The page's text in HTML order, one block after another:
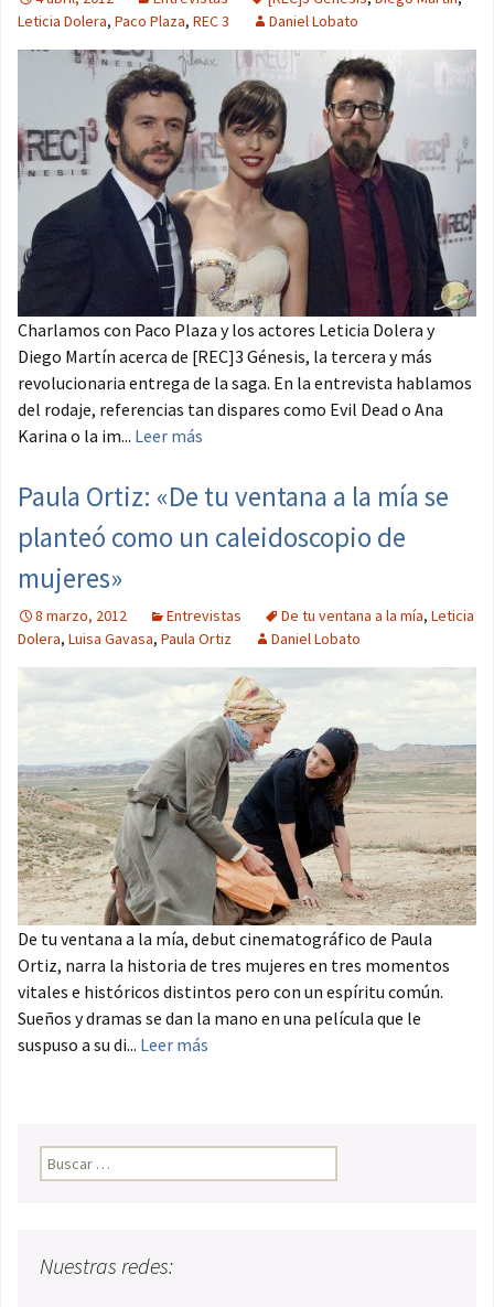
Leticia Dolera, Paco Plaza, REC 3 Daniel Lobato
Charlamos con Paco Plaza y los actores Leticia Dolera y
Diego Martín acerca de [REC]3 Génesis, la tercera y más
revolucionaria entrega de la saga. En la entrevista hablamos
del rodaje, referencias tan dispares como Evil Dead o Ana
Karina o la im... Leer más
Paula Ortiz: «De tu ventana a la mía se
planteó como un caleidoscopio de
mujeres»
8 marzo, 2012 Entrevistas De tu ventana a la mía, Leticia
Dolera, Luisa Gavasa, Paula Ortiz Daniel Lobato
De tu ventana a la mía, debut cinematográfico de Paula
Ortiz, narra la historia de tres mujeres en tres momentos
vitales e históricos distintos pero con un espíritu común.
Sueños y dramas se dan la mano en una película que le
suspuso a su di... Leer más
Buscar:
Nuestras redes: